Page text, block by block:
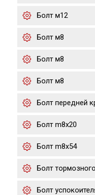
Болт м12
Болт м8
Болт м8
Болт м8
Болт передней
Болт m8x20
Болт m8x54
Болт
Болт